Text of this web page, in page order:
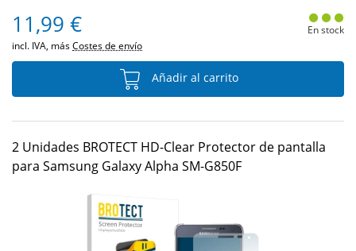
11,99 €
incl. IVA, másCostes de envío
En stock
Añadir al carrito
2 Unidades BROTECT HD-Clear Protector de pantalla
para Samsung Galaxy Alpha SM-G850F